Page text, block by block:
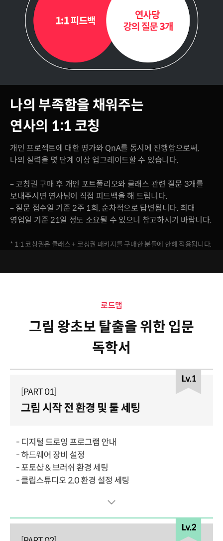
나의 부족함을 채워주는
연사의 1:1 코칭
개인 프로젝트에 대한 평가와 QnA를 동시에 진행함으로써,
나의 실력을 몇 단계 이상 업그레이드할 수 있습니다.
– 코칭권 구매 후 개인 포트폴리오와 클래스 관련 질문 3개를
보내주시면 연사님이 직접 피드백을 해 드립니다.
– 질문 접수일 기준 2주 1회, 순차적으로 답변됩니다. 최대
영업일 기준 21일 정도 소요될 수 있으니 참고하시기 바랍니다.
* 1:1 코칭권은 클래스 + 코칭권 패키지를 구매한 분들에 한해 적용됩니다.
로드맵
그림 왕초보 탈출을 위한 입문
독학서